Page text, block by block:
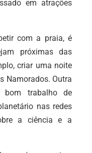
em atrações
com a praia, é
próximas das
criar uma noite
Namorados. Outra
bom trabalho de
nas redes
a ciência e a